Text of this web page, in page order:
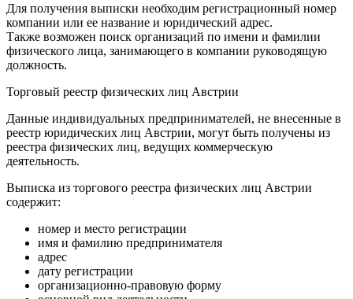
Для получения выписки необходим регистрационный номер
компании или ее название и юридический адрес.
Также возможен поиск организаций по имени и фамилии
физического лица, занимающего в компании руководящую
должность.
Торговый реестр физических лиц Австрии
Данные индивидуальных предпринимателей, не внесенные в
реестр юридических лиц Австрии, могут быть получены из
реестра физических лиц, ведущих коммерческую
деятельность.
Выписка из торгового реестра физических лиц Австрии
содержит:
номер и место регистрации
имя и фамилию предпринимателя
адрес
дату регистрации
организационно-правовую форму